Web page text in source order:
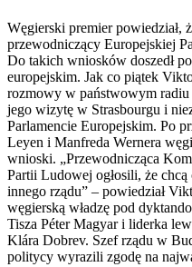
Węgierski premier powiedział,
przewodniczący Europejskiej
Do takich wniosków doszedł
europejskim. Jak co piątek
rozmowy w państwowym
jego wizytę w Strasbourgu i
Parlamencie Europejskim. Po
Leyen i Manfreda Wernera
wnioski. „Przewodnicząca
Partii Ludowej ogłosili, że
innego rządu” – powiedział
węgierską władzę pod
Tisza Péter Magyar i liderka
Klára Dobrev. Szef rządu w
politycy wyrazili zgodę na